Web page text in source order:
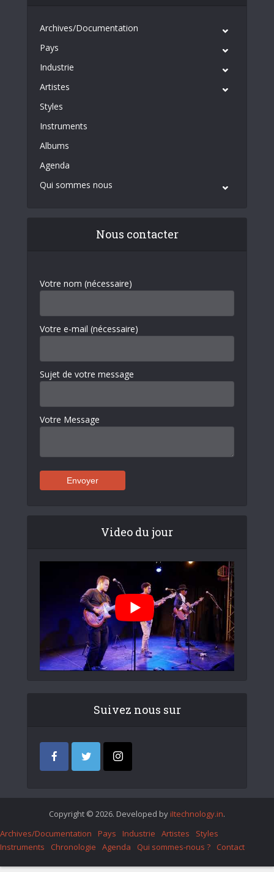
Archives/Documentation
Pays
Industrie
Artistes
Styles
Instruments
Albums
Agenda
Qui sommes nous
Nous contacter
Votre nom (nécessaire)
Votre e-mail (nécessaire)
Sujet de votre message
Votre Message
Video du jour
Suivez nous sur
Copyright © 2026. Developed by iItechnology.in.
Archives/Documentation
Pays Industrie Artistes
Styles
Instruments
Chronologie Agenda Qui sommes-nous ? Contact